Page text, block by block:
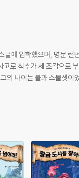
쿨에 입학했으며, 명문 런
로 척추가 세 조각으로
의 나이는 불과 스물셋이